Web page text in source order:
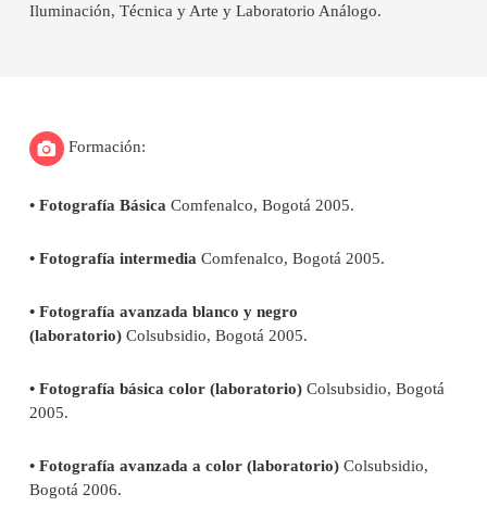
Iluminación, Técnica y Arte y Laboratorio Análogo.
Formación:
• Fotografía Básica Comfenalco, Bogotá 2005.
• Fotografía intermedia Comfenalco, Bogotá 2005.
• Fotografía avanzada blanco y negro
(laboratorio) Colsubsidio, Bogotá 2005.
• Fotografía básica color (laboratorio) Colsubsidio, Bogotá
2005.
• Fotografía avanzada a color (laboratorio) Colsubsidio,
Bogotá 2006.